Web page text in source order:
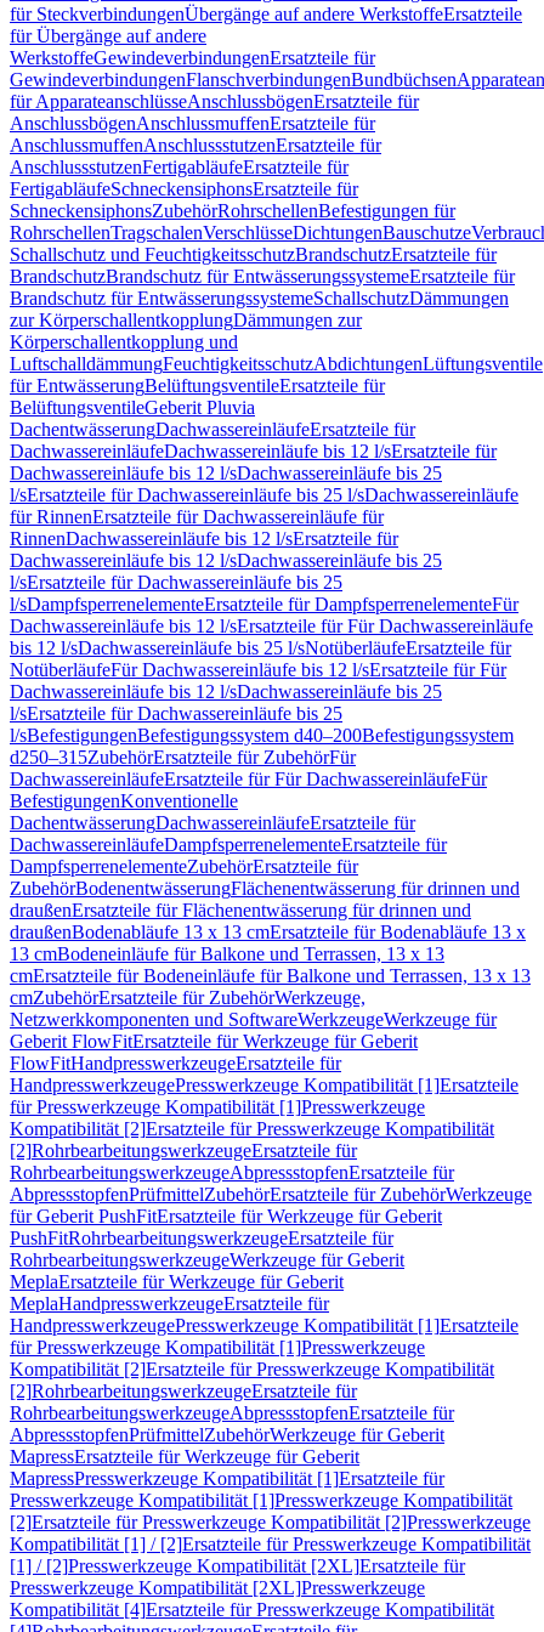
für SteckverbindungenÜbergänge auf andere WerkstoffeErsatzteile
für Übergänge auf andere
WerkstoffeGewindeverbindungenErsatzteile für
GewindeverbindungenFlanschverbindungenBundbüchsen
für ApparateanschlüsseAnschlussbögenErsatzteile für
AnschlussbögenAnschlussmuffenErsatzteile für
AnschlussmuffenAnschlussstutzenErsatzteile für
AnschlussstutzenFertigabläufeErsatzteile für
FertigabläufeSchneckensiphonsErsatzteile für
SchneckensiphonsZubehörRohrschellenBefestigungen für
RohrschellenTragschalenVerschlüsseDichtungenBauschutze
Schallschutz und FeuchtigkeitsschutzBrandschutzErsatzteile für
BrandschutzBrandschutz für EntwässerungssystemeErsatzteile für
Brandschutz für EntwässerungssystemeSchallschutzDämmungen
zur KörperschallentkopplungDämmungen zur
Körperschallentkopplung und
LuftschalldämmungFeuchtigkeitsschutzAbdichtungenLüftungsventile
für EntwässerungBelüftungsventileErsatzteile für
BelüftungsventileGeberit Pluvia
DachentwässerungDachwassereinläufeErsatzteile für
DachwassereinläufeDachwassereinläufe bis 12 l/sErsatzteile für
Dachwassereinläufe bis 12 l/sDachwassereinläufe bis 25
l/sErsatzteile für Dachwassereinläufe bis 25 l/sDachwassereinläufe
für RinnenErsatzteile für Dachwassereinläufe für
RinnenDachwassereinläufe bis 12 l/sErsatzteile für
Dachwassereinläufe bis 12 l/sDachwassereinläufe bis 25
l/sErsatzteile für Dachwassereinläufe bis 25
l/sDampfsperrenelementeErsatzteile für DampfsperrenelementeFür
Dachwassereinläufe bis 12 l/sErsatzteile für Für Dachwassereinläufe
bis 12 l/sDachwassereinläufe bis 25 l/sNotüberläufeErsatzteile für
NotüberläufeFür Dachwassereinläufe bis 12 l/sErsatzteile für Für
Dachwassereinläufe bis 12 l/sDachwassereinläufe bis 25
l/sErsatzteile für Dachwassereinläufe bis 25
l/sBefestigungenBefestigungssystem d40–200Befestigungssystem
d250–315ZubehörErsatzteile für ZubehörFür
DachwassereinläufeErsatzteile für Für DachwassereinläufeFür
BefestigungenKonventionelle
DachentwässerungDachwassereinläufeErsatzteile für
DachwassereinläufeDampfsperrenelementeErsatzteile für
DampfsperrenelementeZubehörErsatzteile für
ZubehörBodenentwässerungFlächenentwässerung für drinnen und
draußenErsatzteile für Flächenentwässerung für drinnen und
draußenBodenabläufe 13 x 13 cmErsatzteile für Bodenabläufe 13 x
13 cmBodeneinläufe für Balkone und Terrassen, 13 x 13
cmErsatzteile für Bodeneinläufe für Balkone und Terrassen, 13 x 13
cmZubehörErsatzteile für ZubehörWerkzeuge,
Netzwerkkomponenten und SoftwareWerkzeugeWerkzeuge für
Geberit FlowFitErsatzteile für Werkzeuge für Geberit
FlowFitHandpresswerkzeugeErsatzteile für
HandpresswerkzeugePresswerkzeuge Kompatibilität [1]Ersatzteile
für Presswerkzeuge Kompatibilität [1]Presswerkzeuge
Kompatibilität [2]Ersatzteile für Presswerkzeuge Kompatibilität
[2]RohrbearbeitungswerkzeugeErsatzteile für
RohrbearbeitungswerkzeugeAbpressstopfenErsatzteile für
AbpressstopfenPrüfmittelZubehörErsatzteile für ZubehörWerkzeuge
für Geberit PushFitErsatzteile für Werkzeuge für Geberit
PushFitRohrbearbeitungswerkzeugeErsatzteile für
RohrbearbeitungswerkzeugeWerkzeuge für Geberit
MeplaErsatzteile für Werkzeuge für Geberit
MeplaHandpresswerkzeugeErsatzteile für
HandpresswerkzeugePresswerkzeuge Kompatibilität [1]Ersatzteile
für Presswerkzeuge Kompatibilität [1]Presswerkzeuge
Kompatibilität [2]Ersatzteile für Presswerkzeuge Kompatibilität
[2]RohrbearbeitungswerkzeugeErsatzteile für
RohrbearbeitungswerkzeugeAbpressstopfenErsatzteile für
AbpressstopfenPrüfmittelZubehörWerkzeuge für Geberit
MapressErsatzteile für Werkzeuge für Geberit
MapressPresswerkzeuge Kompatibilität [1]Ersatzteile für
Presswerkzeuge Kompatibilität [1]Presswerkzeuge Kompatibilität
[2]Ersatzteile für Presswerkzeuge Kompatibilität [2]Presswerkzeuge
Kompatibilität [1] / [2]Ersatzteile für Presswerkzeuge Kompatibilität
[1] / [2]Presswerkzeuge Kompatibilität [2XL]Ersatzteile für
Presswerkzeuge Kompatibilität [2XL]Presswerkzeuge
Kompatibilität [4]Ersatzteile für Presswerkzeuge Kompatibilität